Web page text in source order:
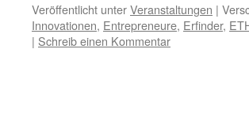
Veröffentlicht unterVeranstaltungen |
Innovationen, Entrepreneure, Erfinder,
| Schreib einen Kommentar